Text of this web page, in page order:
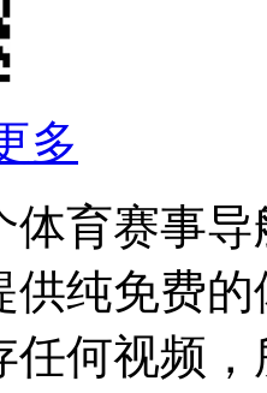
多
体育赛事
供纯免费
任何视频